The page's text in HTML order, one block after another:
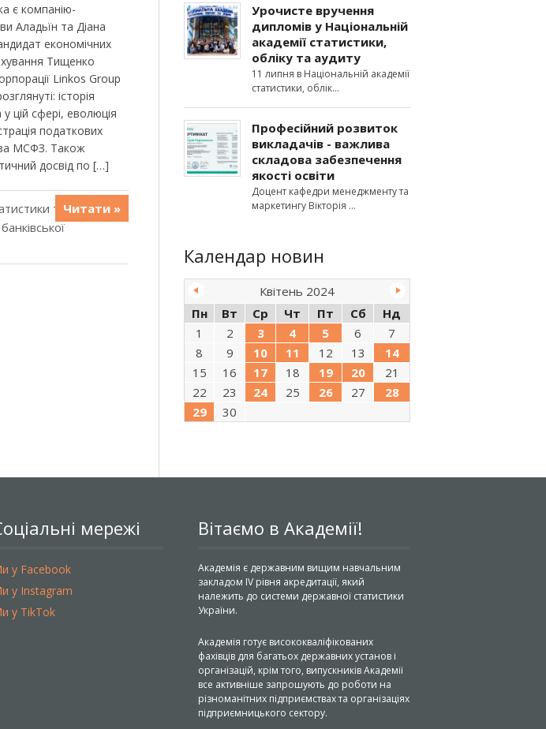
є компанію-
Аладьїн та Діана
економічних
Тищенко
Linkos Group
історія
цій сфері, еволюція
податкових
за МСФЗ. Також
досвід по […]
таЧитати »
Урочисте вручення
дипломів у Національній
академії статистики,
обліку та аудиту
11 липня в Національній академії
статистики, облік
Професійний розвиток
викладачів - важлива
складова забезпечення
якості освіти
Доцент кафедри менеджменту та
маркетингу Вікторія
Календар новин
Квітень 2024
Пн
Вт Ср Чт Пт Сб
Нд
1
2 3 4 5 6
7
8
9 10 11 12 13
14
15
16 17 18 19 20
21
22
23 24 25 26 27
28
29
30
мережі
у Facebook
у Instagram
у TikTok
Вітаємо в Академії!
Академія є державним вищим навчальним
закладом IV рівня акредитації, який
належить до системи державної статистики
України.
Академія готує висококваліфікованих
фахівців для багатьох державних установ і
організацій, крім того, випускників Академії
все активніше запрошують до роботи на
різноманітних підприємствах та організаціях
підприємницького сектору.